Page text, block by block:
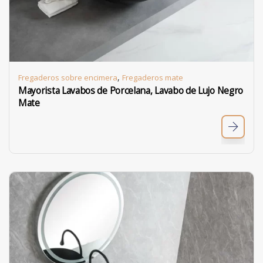
Fregaderos sobre encimera, Fregaderos mate
Mayorista Lavabos de Porcelana, Lavabo de Lujo Negro
Mate